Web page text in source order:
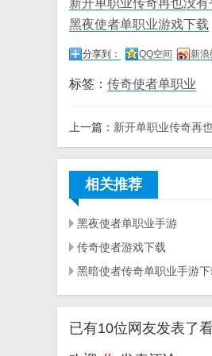
新开单职业传奇再也没有
黑夜使者单职业游戏下载
分享到： QQ空间 新浪
标签： 传奇使者单职业
上一篇： 新开单职业传奇再
相关推荐
黑夜使者单职业手游
传奇使者游戏下载
黑暗使者传奇单职业手游下
已有10位网友发表了看